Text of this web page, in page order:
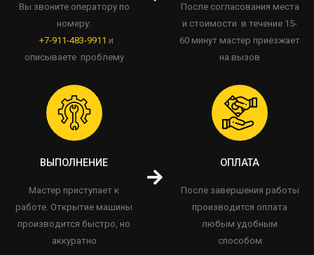
Вы звоните оператору по
номеру:
+7-911-483-9911 и
описываете проблему
После согласования места
и стоимости в течение 15-
60 минут мастер приезжает
на вызов
ВЫПОЛНЕНИЕ
Мастер приступает к
работе. Открытие машины
производится быстро, но
аккуратно
ОПЛАТА
После завершения работы
производится оплата
любым удобным
способом